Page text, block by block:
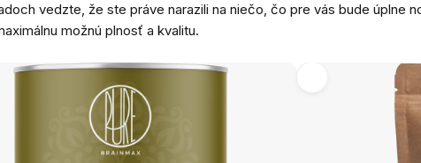
vedzte, že ste práve narazili na niečo, čo pre vás bude úplne
možnú plnosť a kvalitu.